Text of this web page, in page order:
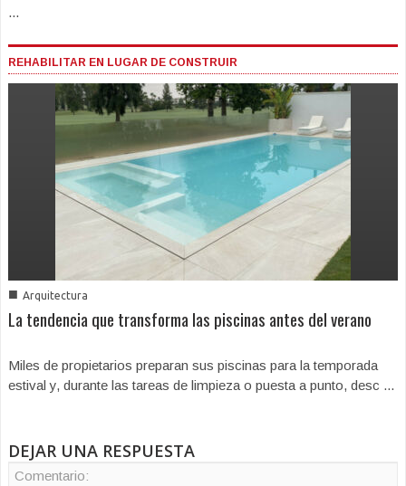
...
REHABILITAR EN LUGAR DE CONSTRUIR
■ Arquitectura
La tendencia que transforma las piscinas antes del verano
Miles de propietarios preparan sus piscinas para la temporada
estival y, durante las tareas de limpieza o puesta a punto, desc ...
DEJAR UNA RESPUESTA